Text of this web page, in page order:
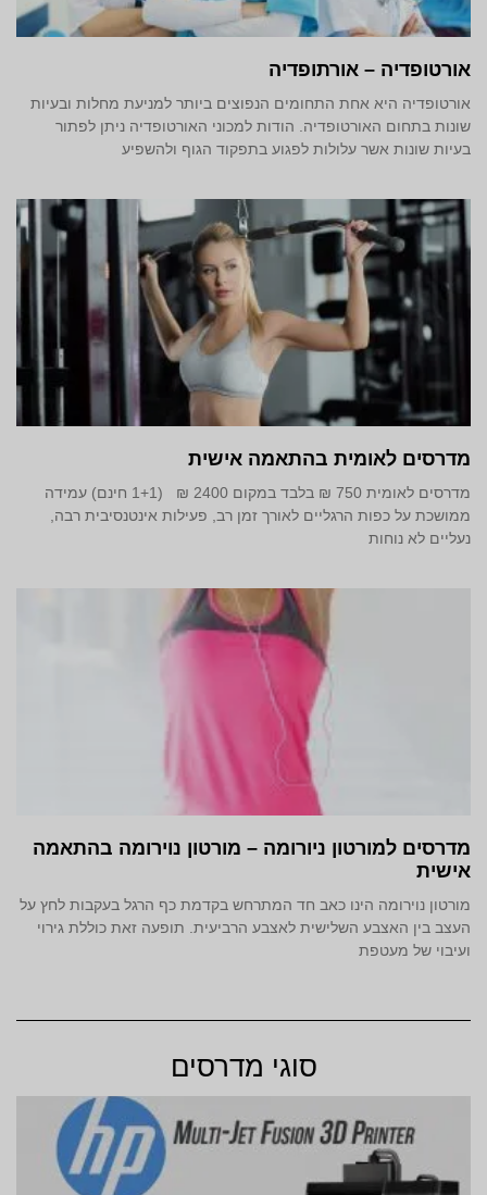
אורטופדיה – אורתופדיה
אורטופדיה היא אחת התחומים הנפוצים ביותר למניעת מחלות ובעיות
שונות בתחום האורטופדיה. הודות למכוני האורטופדיה ניתן לפתור
בעיות שונות אשר עלולות לפגוע בתפקוד הגוף ולהשפיע
מדרסים לאומית בהתאמה אישית
מדרסים לאומית 750 ₪ בלבד במקום 2400 ₪ (1+1 חינם) עמידה
ממושכת על כפות הרגליים לאורך זמן רב, פעילות אינטנסיבית רבה,
נעליים לא נוחות
מדרסים למורטון ניורומה – מורטון נוירומה בהתאמה
אישית
מורטון נוירומה הינו כאב חד המתרחש בקדמת כף הרגל בעקבות לחץ על
העצב בין האצבע השלישית לאצבע הרביעית. תופעה זאת כוללת גירוי
ועיבוי של מעטפת
סוגי מדרסים